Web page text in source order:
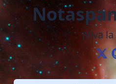
¡Viva